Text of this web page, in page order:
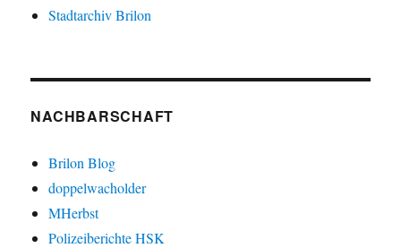
Stadtarchiv Brilon
NACHBARSCHAFT
Brilon Blog
doppelwacholder
MHerbst
Polizeiberichte HSK